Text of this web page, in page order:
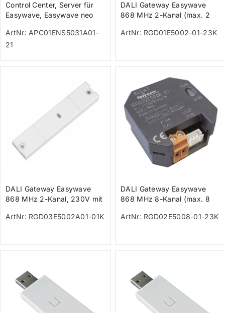
Control Center, Server für
Easywave, Easywave neo
Kanä
ArtNr: APC01ENS5031A01-
21
DALI Gateway Easywave
868 MHz 2-Kanal (max. 2
ArtNr: RGD01E5002-01-23K
DALI Gateway Easywave
868 MHz 2-Kanal, 230V mit
ArtNr: RGD03E5002A01-01K
DALI Gateway Easywave
868 MHz 8-Kanal (max. 8
ArtNr: RGD02E5008-01-23K